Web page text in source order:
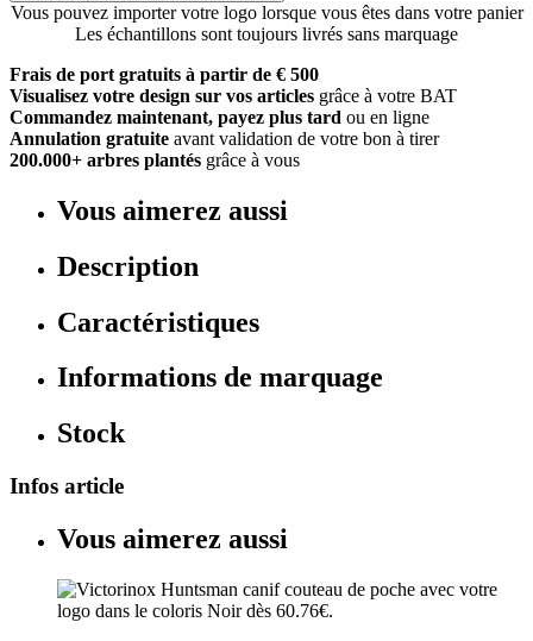
Vous pouvez importer votre logo lorsque vous êtes dans votre panier
Les échantillons sont toujours livrés sans marquage
Frais de port gratuits à partir de € 500
Visualisez votre design sur vos articles grâce à votre BAT
Commandez maintenant, payez plus tard ou en ligne
Annulation gratuite avant validation de votre bon à tirer
200.000+ arbres plantés grâce à vous
Vous aimerez aussi
Description
Caractéristiques
Informations de marquage
Stock
Infos article
Vous aimerez aussi